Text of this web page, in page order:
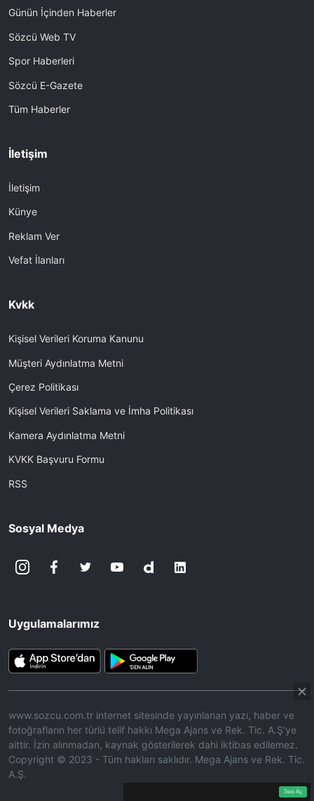
Aç
6.98%
Sesi Aç
Günün İçinden Haberler
Sözcü Web TV
Spor Haberleri
Sözcü E-Gazete
Tüm Haberler
İletişim
İletişim
Künye
Reklam Ver
Vefat İlanları
Kvkk
Kişisel Verileri Koruma Kanunu
Müşteri Aydınlatma Metni
Çerez Politikası
Kişisel Verileri Saklama ve İmha Politikası
Kamera Aydınlatma Metni
KVKK Başvuru Formu
RSS
Sosyal Medya
Uygulamalarımız
www.sozcu.com.tr internet sitesinde yayınlanan yazı, haber ve
fotoğrafların her türlü telif hakkı Mega Ajans ve Rek. Tic. A.Ş'ye
aittir. İzin alınmadan, kaynak gösterilerek dahi iktibas edilemez.
Copyright © 2023 - Tüm hakları saklıdır. Mega Ajans ve Rek. Tic.
A.Ş.